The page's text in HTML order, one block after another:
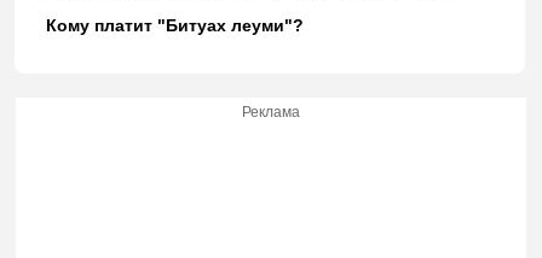
Кому платит "Битуах леуми"?
Реклама